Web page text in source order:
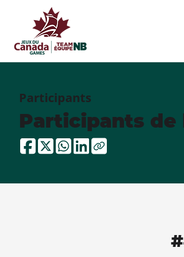
Participants
Participants de